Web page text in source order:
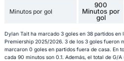
Minutos por gol
900
Minutos por
gol
Dylan Tait ha marcado 3 goles en 38 partidos en
Premiership 2025/2026. 3 de los 3 goles fueron
marcaron 0 goles en partidos fuera de casa. En
cada 90 minutos son 0.1. Además, el total de G/